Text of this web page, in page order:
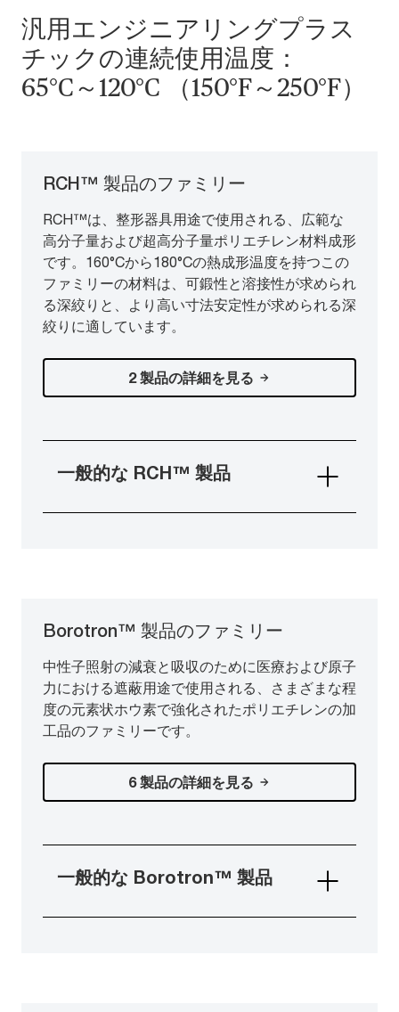
汎用エンジニアリングプラス
チックの連続使用温度：
65°C～120°C （150°F～250°F）
RCH™ 製品のファミリー
RCH™は、整形器具用途で使用される、広範な
高分子量および超高分子量ポリエチレン材料成形
です。160°Cから180°Cの熱成形温度を持つこの
ファミリーの材料は、可鍛性と溶接性が求められ
る深絞りと、より高い寸法安定性が求められる深
絞りに適しています。
2 製品の詳細を見る
一般的な RCH™ 製品
Borotron™ 製品のファミリー
中性子照射の減衰と吸収のために医療および原子
力における遮蔽用途で使用される、さまざまな程
度の元素状ホウ素で強化されたポリエチレンの加
工品のファミリーです。
6 製品の詳細を見る
一般的な Borotron™ 製品